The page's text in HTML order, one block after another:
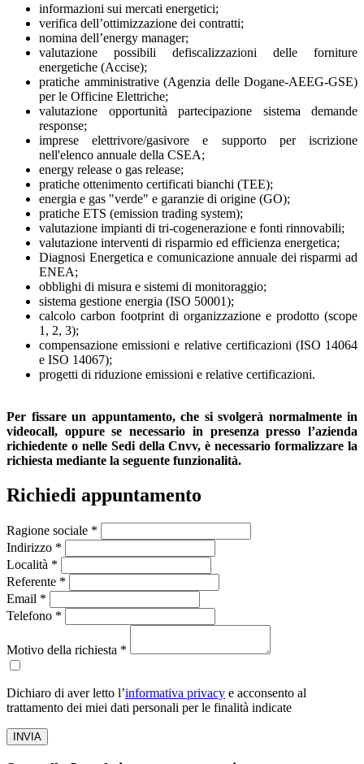
informazioni sui mercati energetici;
verifica dell’ottimizzazione dei contratti;
nomina dell’energy manager;
valutazione possibili defiscalizzazioni delle forniture
energetiche (Accise);
pratiche amministrative (Agenzia delle Dogane-AEEG-GSE)
per le Officine Elettriche;
valutazione opportunità partecipazione sistema demande
response;
imprese elettrivore/gasivore e supporto per iscrizione
nell'elenco annuale della CSEA;
energy release o gas release;
pratiche ottenimento certificati bianchi (TEE);
energia e gas "verde" e garanzie di origine (GO);
pratiche ETS (emission trading system);
valutazione impianti di tri-cogenerazione e fonti rinnovabili;
valutazione interventi di risparmio ed efficienza energetica;
Diagnosi Energetica e comunicazione annuale dei risparmi ad
ENEA;
obblighi di misura e sistemi di monitoraggio;
sistema gestione energia (ISO 50001);
calcolo carbon footprint di organizzazione e prodotto (scope
1, 2, 3);
compensazione emissioni e relative certificazioni (ISO 14064
e ISO 14067);
progetti di riduzione emissioni e relative certificazioni.
Per fissare un appuntamento, che si svolgerà normalmente in
videocall, oppure se necessario in presenza presso l’azienda
richiedente o nelle Sedi della Cnvv, è necessario formalizzare la
richiesta mediante la seguente funzionalità.
Richiedi appuntamento
Ragione sociale *
Indirizzo *
Località *
Referente *
Email *
Telefono *
Motivo della richiesta *
Dichiaro di aver letto l’informativa privacy e acconsento al
trattamento dei miei dati personali per le finalità indicate
INVIA